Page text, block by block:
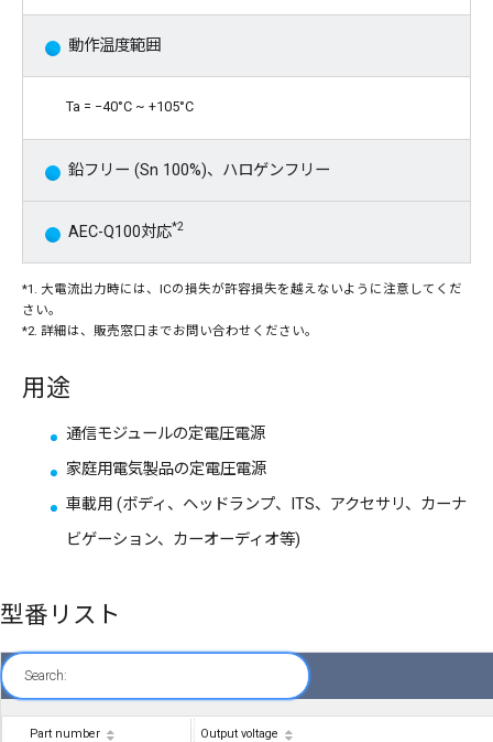
動作温度範囲
Ta = −40°C ~ +105°C
鉛フリー (Sn 100%)、ハロゲンフリー
AEC-Q100対応*2
*1. 大電流出力時には、ICの損失が許容損失を越えないように注意してくだ
さい。
*2. 詳細は、販売窓口までお問い合わせください。
用途
通信モジュールの定電圧電源
家庭用電気製品の定電圧電源
車載用 (ボディ、ヘッドランプ、ITS、アクセサリ、カーナ
ビゲーション、カーオーディオ等)
型番リスト
Search:
Part number Output voltage